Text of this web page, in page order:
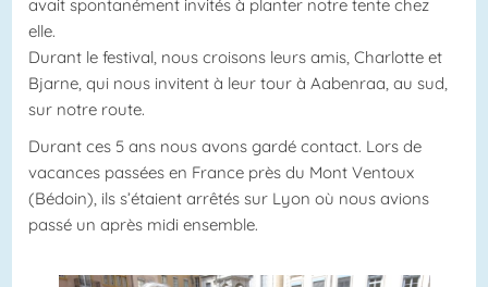
avait spontanément invités à planter notre tente chez
elle.
Durant le festival, nous croisons leurs amis, Charlotte et
Bjarne, qui nous invitent à leur tour à Aabenraa, au sud,
sur notre route.
Durant ces 5 ans nous avons gardé contact. Lors de
vacances passées en France près du Mont Ventoux
(Bédoin), ils s’étaient arrêtés sur Lyon où nous avions
passé un après midi ensemble.